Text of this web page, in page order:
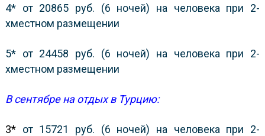
4* от 20865 руб. (6 ночей) на человека при 2-
хместном размещении
5* от 24458 руб. (6 ночей) на человека при 2-
хместном размещении
В сентябре на отдых в Турцию:
3*от 15721 руб. (6 ночей) на человека при 2-